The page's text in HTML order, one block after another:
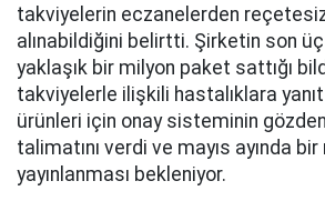
takviyelerin eczanelerden
alınabildiğini belirtti. Şirketin son üç
yaklaşık bir milyon paket sattığı
takviyelerle ilişkili hastalıklara
ürünleri için onay sisteminin
talimatını verdi ve mayıs ayında
yayınlanması bekleniyor.